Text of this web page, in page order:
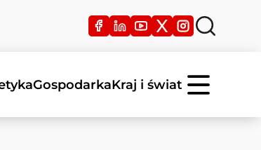
GospodarkaKraj i świat